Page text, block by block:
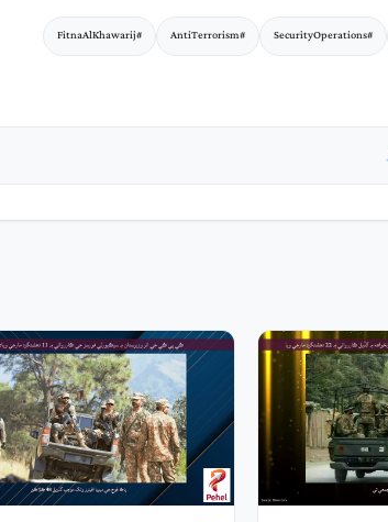
#SecurityOperations
#AntiTerrorism
#FitnaAlKhawarij